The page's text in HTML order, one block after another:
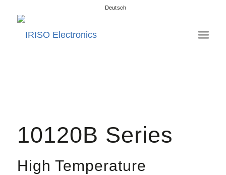
Deutsch
10120B Series
High Temperature